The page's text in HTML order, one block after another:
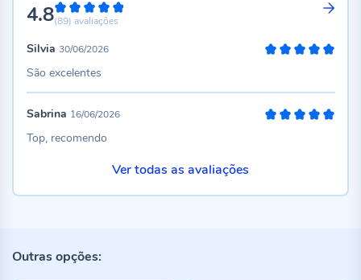
4.896%
(89) avaliações
Silvia 30/06/2026
São excelentes
Sabrina 16/06/2026
Top, recomendo
Ver todas as avaliações
Outras opções: